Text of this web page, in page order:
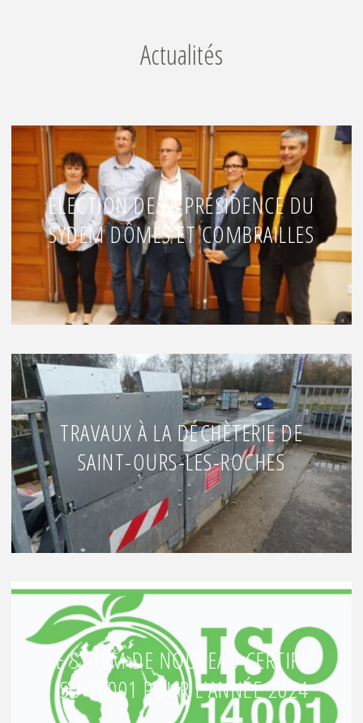
Actualités
ÉLECTION DE LA PRÉSIDENCE DU
SYDEM DÔMES ET COMBRAILLES
TRAVAUX À LA DÉCHÈTERIE DE
SAINT-OURS-LES-ROCHES
LE SYDEM DE NOUVEAU CERTIFIÉ
ISO 14001 POUR L’ANNÉE 2024